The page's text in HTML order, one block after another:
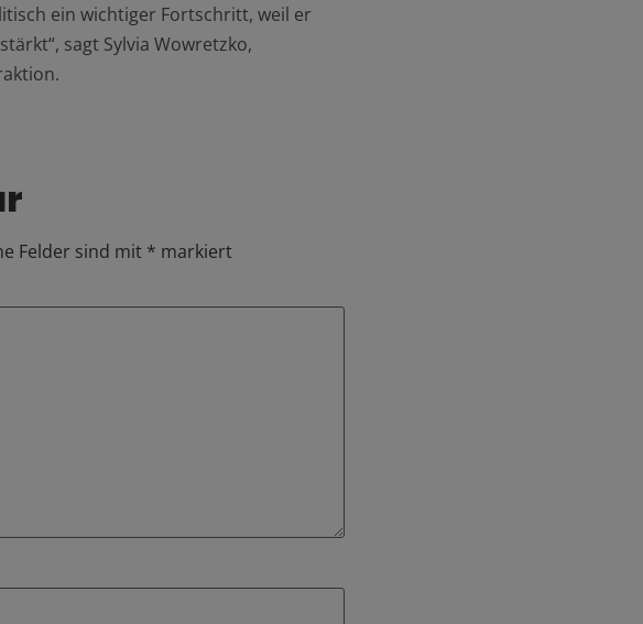
ein wichtiger Fortschritt, weil er
sagt Sylvia Wowretzko,
Felder sind mit * markiert